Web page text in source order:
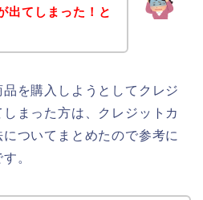
出てしまった！と
を購入しようとしてクレジ
まった方は、クレジットカ
ついてまとめたので参考に
。